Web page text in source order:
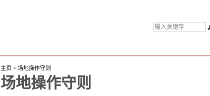
主页> 场地操作守则
场地操作守则